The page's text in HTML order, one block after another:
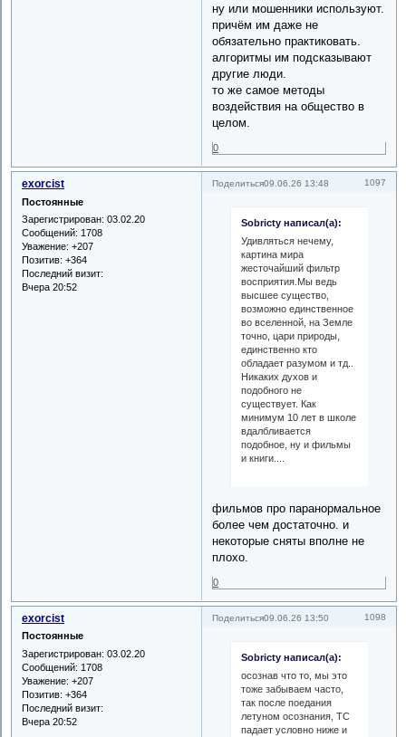
ну или мошенники используют.
причём им даже не
обязательно практиковать.
алгоритмы им подсказывают
другие люди.
то же самое методы
воздействия на общество в
целом.
0
Поделиться 1097
09.06.26 13:48
exorcist
Постоянные
Зарегистрирован: 03.02.20
Сообщений: 1708
Уважение: +207
Позитив: +364
Последний визит:
Вчера 20:52
Sobricty написал(а):
Удивляться нечему,
картина мира
жесточайший фильтр
восприятия.Мы ведь
высшее существо,
возможно единственное
во вселенной, на Земле
точно, цари природы,
единственно кто
обладает разумом и тд..
Никаких духов и
подобного не
существует. Как
минимум 10 лет в школе
вдалбливается
подобное, ну и фильмы
и книги....
фильмов про паранормальное
более чем достаточно. и
некоторые сняты вполне не
плохо.
0
Поделиться 1098
09.06.26 13:50
exorcist
Постоянные
Зарегистрирован: 03.02.20
Сообщений: 1708
Уважение: +207
Позитив: +364
Последний визит:
Вчера 20:52
Sobricty написал(а):
осознав что то, мы это
тоже забываем часто,
так после поедания
летуном осознания, ТС
падает условно ниже и